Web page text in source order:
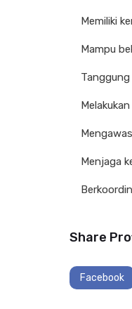
Memiliki
Mampu
Menjaga
Share
Facebook